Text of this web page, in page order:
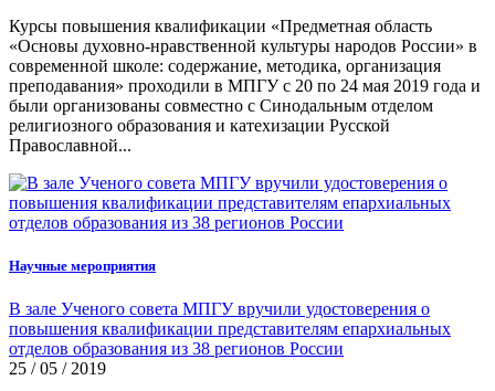
Курсы повышения квалификации «Предметная область
«Основы духовно-нравственной культуры народов России» в
современной школе: содержание, методика, организация
преподавания» проходили в МПГУ с 20 по 24 мая 2019 года и
были организованы совместно с Синодальным отделом
религиозного образования и катехизации Русской
Православной...
Научные мероприятия
В зале Ученого совета МПГУ вручили удостоверения о
повышения квалификации представителям епархиальных
отделов образования из 38 регионов России
25 / 05 / 2019